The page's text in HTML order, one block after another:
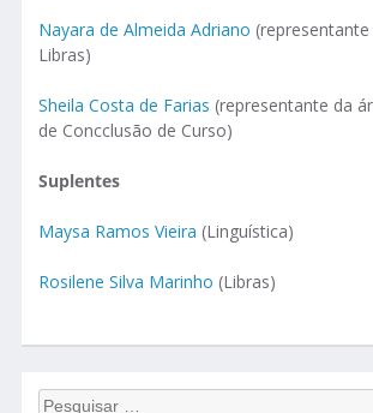
Nayara de Almeida Adriano
Libras)
Sheila Costa de Farias (representante da
de Concclusão de Curso)
Suplentes
Maysa Ramos Vieira (Linguística)
Rosilene Silva Marinho (Libras)
Pesquisar...